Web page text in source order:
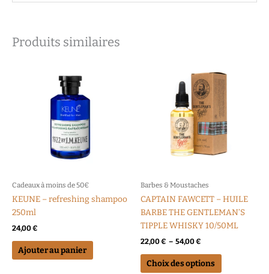
Produits similaires
Cadeaux à moins de 50€
KEUNE – refreshing shampoo
250ml
24,00€
Ajouter au panier
Barbes & Moustaches
CAPTAIN FAWCETT – HUILE
BARBE THE GENTLEMAN’S
TIPPLE WHISKY 10/50ML
22,00€ – 54,00€
de
prix :
22,00 €
à
54,00 €
Choix des options
produit
a
plusieurs
variations.
Les
peuvent
sur
la
page